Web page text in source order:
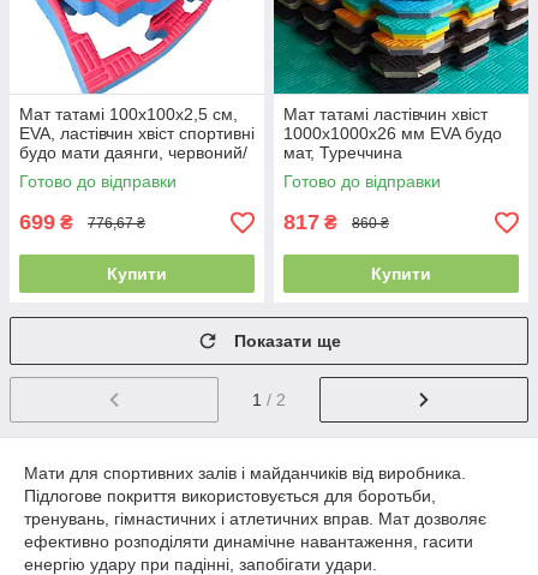
Мат татамі 100х100х2,5 см,
EVA, ластівчин хвіст спортивні
будо мати даянги, червоний/
синій
Готово до відправки
699 ₴ 776,67 ₴
Купити
Мат татамі ластівчин хвіст
1000х1000х26 мм EVA будо
мат, Туреччина
Готово до відправки
817 ₴ 860 ₴
Купити
Показати ще
1 / 2
Мати для спортивних залів і майданчиків від виробника.
Підлогове покриття використовується для боротьби,
тренувань, гімнастичних і атлетичних вправ. Мат дозволяє
ефективно розподіляти динамічне навантаження, гасити
енергію удару при падінні, запобігати удари.